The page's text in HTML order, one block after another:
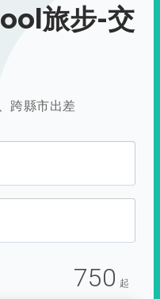
旅步-交
跨縣市出差
750 起